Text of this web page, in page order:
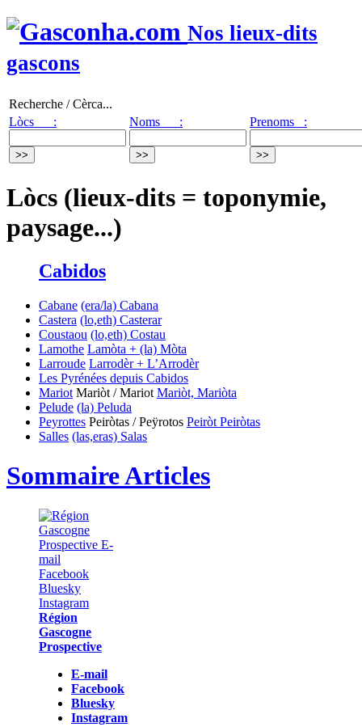
Nos lieux-dits
gascons
Recherche / Cèrca...
Lòcs :
Noms : Prenoms :
Lòcs (lieux-dits = toponymie,
paysage...)
Cabidos
Cabane (era/la) Cabana
Castera (lo,eth) Casterar
Coustaou (lo,eth) Costau
Lamothe Lamòta + (la) Mòta
Larroude Larrodèr + L’Arrodèr
Les Pyrénées depuis Cabidos
Mariot Mariòt / Mariot Mariòt, Mariòta
Pelude (la) Peluda
Peyrottes Peiròtas / Peÿrotos Peiròt Peiròtas
Salles (las,eras) Salas
Sommaire Articles
Région
Gascogne
Prospective
E-mail
Facebook
Bluesky
Instagram